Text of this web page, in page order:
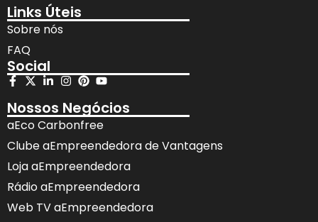
Links Úteis
Sobre nós
FAQ
Social
Nossos Negócios
aEco Carbonfree
Clube aEmpreendedora de Vantagens
Loja aEmpreendedora
Rádio aEmpreendedora
Web TV aEmpreendedora